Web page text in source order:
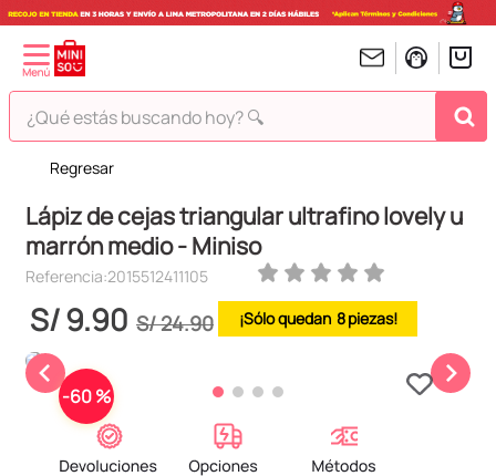
¿Qué estás buscando hoy? 🔍
Regresar
Lápiz de cejas triangular ultrafino lovely u
marrón medio - Miniso
Referencia:2015512411105
S/24.90
S/9.90 8
-60 %
TÉRMINOS MÁS BUSCADOS
1 .
peluches
2.
hello kitty
3.
bt21s
4.
chiikawas
5
my melody
harry potter
tomatodo